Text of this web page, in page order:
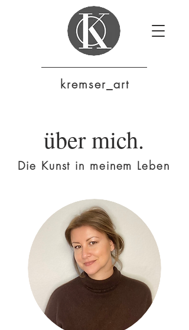
kremser_art
über mich.
Die Kunst in meinem Leben